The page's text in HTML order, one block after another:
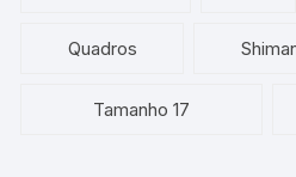
Quadros
Tamanho 17